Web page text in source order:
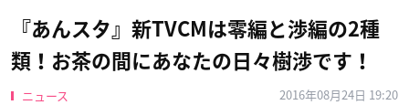
『あんスタ』新TVCMは零編と渉編の2種
類！お茶の間にあなたの日々樹渉です！
ニュース
2016年08月24日 19:20